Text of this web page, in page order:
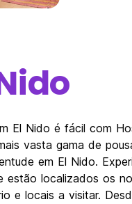
El Nido é fácil com
vasta gama de
em El Nido.
estão localizados os
e locais a visitar.